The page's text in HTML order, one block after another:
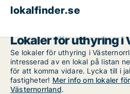
lokalfinder.se
Lokaler för uthyring i
Se lokaler för uthyring i
intresserad av en lokal på listan
för att komma vidare. Lycka till i
fastigheter! Mer info om lokaler
Västernorrland.